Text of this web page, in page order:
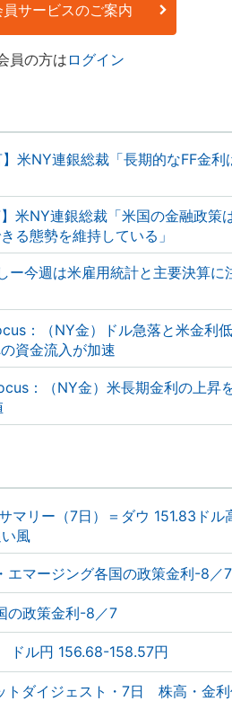
員サービスのご案内
員の方は ログイン
】米NY連銀総裁「長期的なFF金
】米NY連銀総裁「米国の金融政策
る態勢を維持している」
ー今週は米雇用統計と主要決算
：（NY金）ドル急落と米金利
資金流入が加速
：（NY金）米長期金利の上昇
マリー（7日）＝ダウ 151.83ド
風
エマージング各国の政策金利-8／7
の政策金利-8／7
ル円 156.68-158.57円
トダイジェスト・7日 株高・金